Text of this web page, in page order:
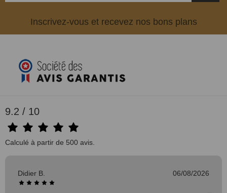
Inscrivez-vous et recevez nos bons plans
9.2 / 10
Calculé à partir de 500 avis.
Didier B. 06/08/2026